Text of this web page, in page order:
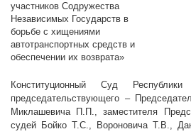
участников Содружества
Независимых Государств в
борьбе с хищениями
автотранспортных средств и
обеспечении их возврата»
Конституционный Суд
председательствующего –
Миклашевича П.П., заместителя
судей Бойко Т.С., Вороновича Т.В.,